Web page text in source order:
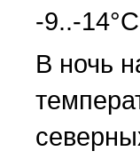
-9..-
В ночь